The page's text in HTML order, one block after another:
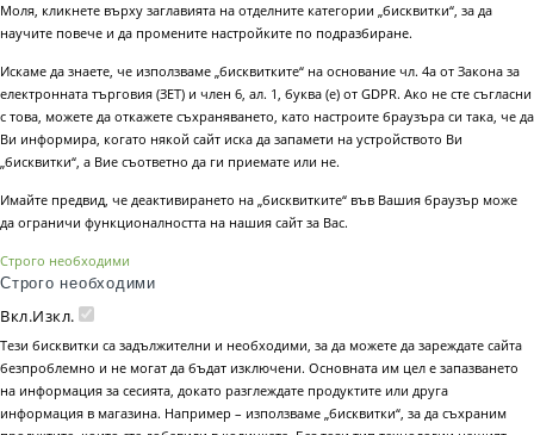
Моля, кликнете върху заглавията на отделните категории „бисквитки“, за да
научите повече и да промените настройките по подразбиране.
Искаме да знаете, че използваме „бисквитките“ на основание чл. 4а от Закона за
електронната търговия (ЗЕТ) и член 6, ал. 1, буква (е) от GDPR. Ако не сте съгласни
с това, можете да откажете съхраняването, като настроите браузъра си така, че да
Ви информира, когато някой сайт иска да запамети на устройството Ви
„бисквитки“, а Вие съответно да ги приемате или не.
Имайте предвид, че деактивирането на „бисквитките“ във Вашия браузър може
да ограничи функционалността на нашия сайт за Вас.
Строго необходими
Строго необходими
Вкл.Изкл.
Тези бисквитки са задължителни и необходими, за да можете да зареждате сайта
безпроблемно и не могат да бъдат изключени. Основната им цел е запазването
на информация за сесията, докато разглеждате продуктите или друга
информация в магазина. Например – използваме „бисквитки“, за да съхраним